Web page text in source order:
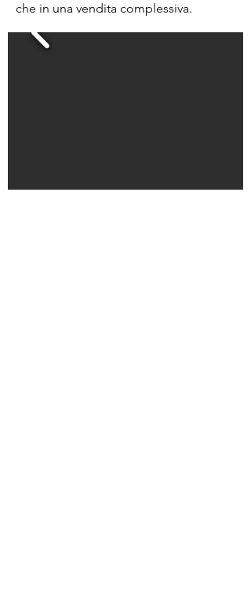
che in una vendita complessiva.